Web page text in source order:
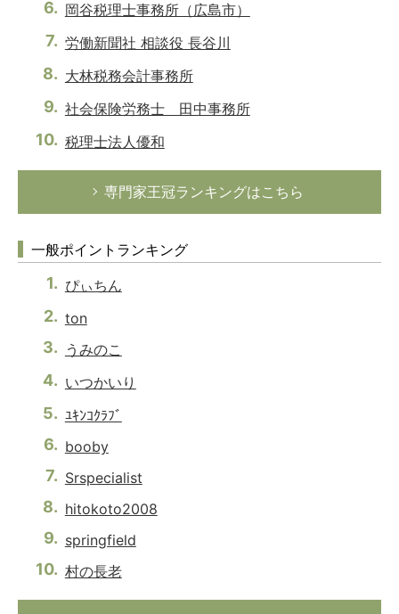
岡谷税理士事務所（広島市）
労働新聞社 相談役 長谷川
大林税務会計事務所
社会保険労務士 田中事務所
税理士法人優和
専門家王冠ランキングはこちら
一般ポイントランキング
ぴぃちん
ton
うみのこ
いつかいり
ﾕｷﾝｺｸﾗﾌﾞ
booby
Srspecialist
hitokoto2008
springfield
村の長老